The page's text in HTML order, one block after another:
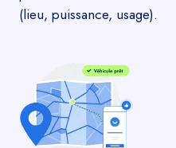
(lieu, puissance, usage).